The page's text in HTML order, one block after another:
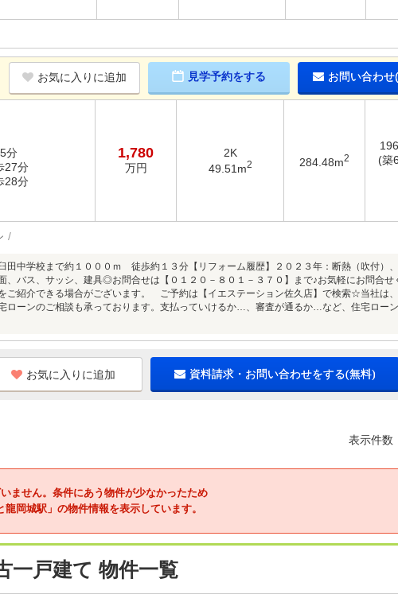
お気に入りに追加 見学予約をする お問い合わせ
分
27分
28分
1,780
万円
2K
49.51m2 284.48m2
(築
中学校まで約１０００ｍ 徒歩約１３分【リフォーム履歴】２０２３年：断熱（吹付）、
、バス、サッシ、建具◎お問合せは【０１２０－８０１－３７０】まで♪お気軽にお問合せ
ご紹介できる場合がございます。 ご予約は【イエステーション佐久店】で検索☆当社は
ローンのご相談も承っております。支払っていけるか…、審査が通るか…など、住宅ロー
お気に入りに追加 資料請求・お問い合わせをする(無料)
表示件数
ません。条件にあう物件が少なかったため
龍岡城駅」の物件情報を表示しています。
一戸建て 物件一覧